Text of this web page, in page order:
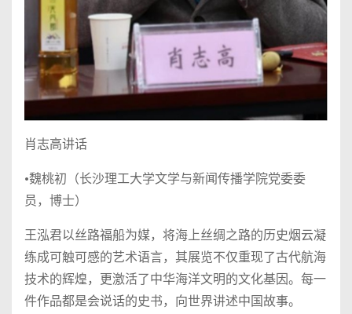
肖志高讲话
•魏桃初（长沙理工大学文学与新闻传播学院党委委
员，博士）
王泓君以丝路福船为媒，将海上丝绸之路的历史烟云凝
练成可触可感的艺术语言，其展览不仅重现了古代航海
技术的辉煌，更激活了中华海洋文明的文化基因。每一
件作品都是会说话的史书，向世界讲述中国故事。